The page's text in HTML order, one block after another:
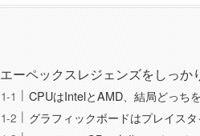
エーペックスレジェンズをしっ
CPUはIntelとAMD、結局どっち
グラフィックボードはプレイス